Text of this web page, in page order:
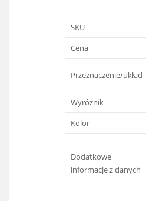
SKU
Cena
Przeznaczenie/układ
Wyróżnik
Kolor
Dodatkowe
informacje z danych